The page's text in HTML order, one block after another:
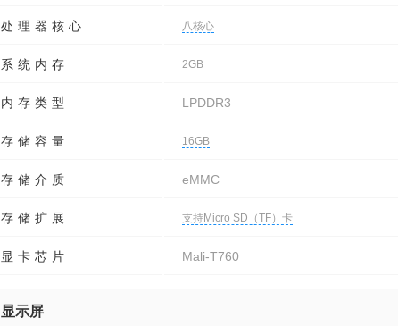
处理器核心 八核心
系统内存 2GB
内存类型 LPDDR3
存储容量 16GB
存储介质 eMMC
存储扩展 支持Micro SD（TF）卡
显卡芯片 Mali-T760
显示屏